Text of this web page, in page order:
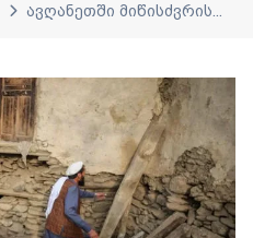
ავღანეთში მიწისძვრის...